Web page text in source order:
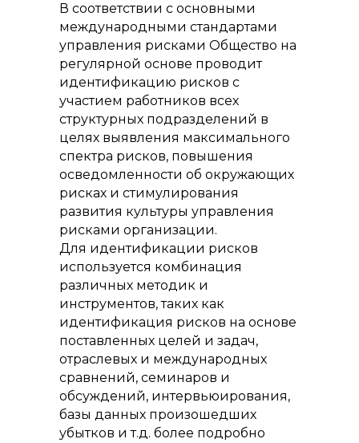
В соответствии с основными
международными стандартами
управления рисками Общество на
регулярной основе проводит
идентификацию рисков с
участием работников всех
структурных подразделений в
целях выявления максимального
спектра рисков, повышения
осведомленности об окружающих
рисках и стимулирования
развития культуры управления
рисками организации.
Для идентификации рисков
используется комбинация
различных методик и
инструментов, таких как
идентификация рисков на основе
поставленных целей и задач,
отраслевых и международных
сравнений, семинаров и
обсуждений, интервьюирования,
базы данных произошедших
убытков и т.д. более подробно